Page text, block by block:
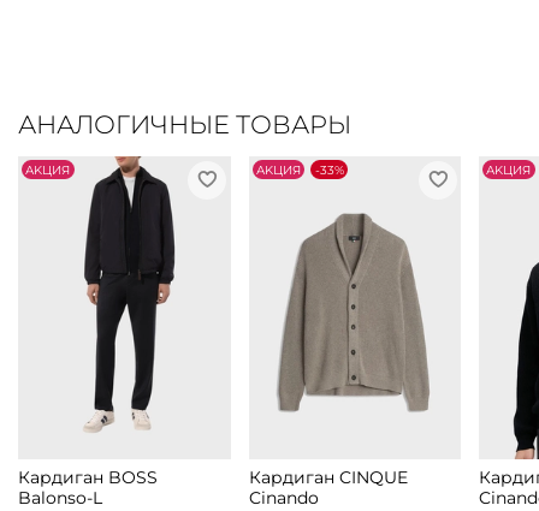
АНАЛОГИЧНЫЕ ТОВАРЫ
АKЦИЯ
Кардиган BOSS
Balonso-L
АKЦИЯ -33%
Кардиган CINQUE
Cinando
АKЦИЯ